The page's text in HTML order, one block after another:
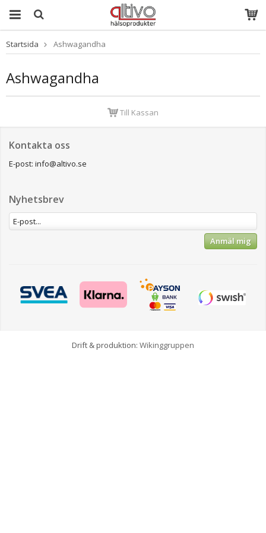
blivit tillagd i
Startsida Ashwagandha
Ashwagandha
Till Kassan
Kontakta oss
E-post: info@altivo.se
Nyhetsbrev
Anmäl mig
Drift & produktion: Wikinggruppen